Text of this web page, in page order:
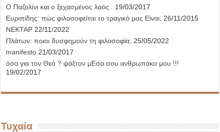
Ο Παζολίνι και ο ξεχασμένος λαός..
19/03/2017
Ευριπίδης: πώς φιλοσοφείται το τραγικό μας Είναι; 26/11/2015
ΝΕΚΤΑΡ 22/11/2022
Πλάτων: ποιοι δυσφημούν τη φιλοσοφία; 25/05/2022
manifesto 21/03/2017
όσο για τον Θεό ? ψάξτον μΕσα σου ανθρωπάκο μου !!!
19/02/2017
Τυχαία